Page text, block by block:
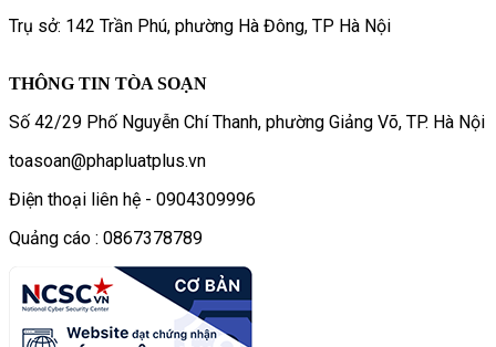
Trụ sở: 142 Trần Phú, phường Hà Đông, TP Hà Nội
THÔNG TIN TÒA SOẠN
Số 42/29 Phố Nguyễn Chí Thanh, phường Giảng Võ, TP. Hà Nội
toasoan@phapluatplus.vn
Điện thoại liên hệ - 0904309996
Quảng cáo : 0867378789